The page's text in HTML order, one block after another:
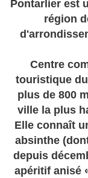
Pontarlier est
région
Centre
touristique
plus de 800
ville la plus
Elle connaît
absinthe
depuis
apéritif anisé